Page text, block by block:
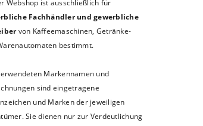
Webshop ist aus­schließ­lich für
Fach­händler und gewerb­liche
von Kaffeemaschinen, Getränke-
bestimmt.
Markennamen und
sind eingetragene
und Marken der jeweiligen
Sie dienen nur zur Verdeutlichung